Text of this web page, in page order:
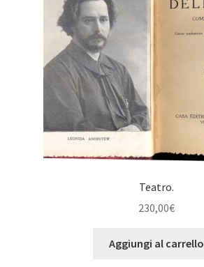
Teatro.
230,00€
Aggiungi al carrello